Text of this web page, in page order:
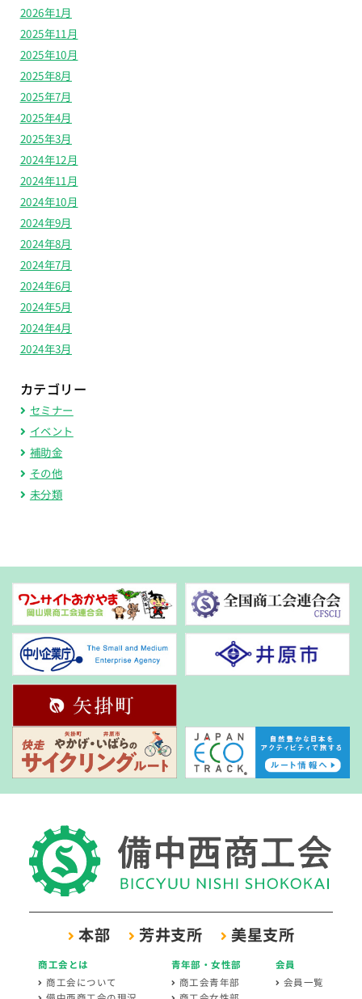
2026年1月
2025年11月
2025年10月
2025年8月
2025年7月
2025年4月
2025年3月
2024年12月
2024年11月
2024年10月
2024年9月
2024年8月
2024年7月
2024年6月
2024年5月
2024年4月
2024年3月
カテゴリー
セミナー
イベント
補助金
その他
未分類
本部 芳井支所 美星支所
商工会とは
商工会について
青年部・女性部
商工会青年部
会員
会員一覧